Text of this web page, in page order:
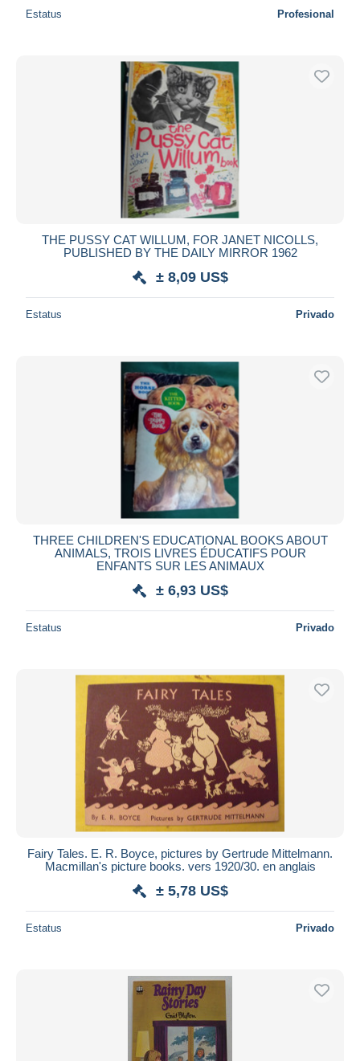
Estatus Profesional
THE PUSSY CAT WILLUM, FOR JANET NICOLLS,
PUBLISHED BY THE DAILY MIRROR 1962
± 8,09 US$
Estatus Privado
THREE CHILDREN'S EDUCATIONAL BOOKS ABOUT
ANIMALS, TROIS LIVRES ÉDUCATIFS POUR
ENFANTS SUR LES ANIMAUX
± 6,93 US$
Estatus Privado
Fairy Tales. E. R. Boyce, pictures by Gertrude Mittelmann.
Macmillan's picture books. vers 1920/30. en anglais
± 5,78 US$
Estatus Privado